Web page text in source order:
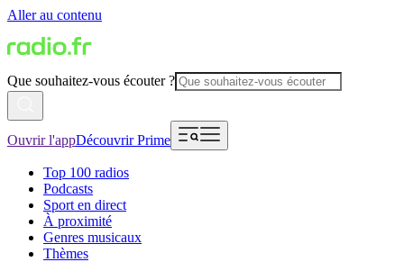
Aller au contenu
Que souhaitez-vous écouter ?
Ouvrir l'appDécouvrir Prime
Top 100 radios
Podcasts
Sport en direct
À proximité
Genres musicaux
Thèmes